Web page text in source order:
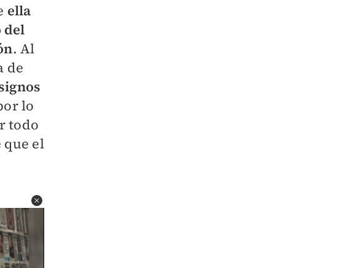
ella
del
. Al
de
lo
todo
que el